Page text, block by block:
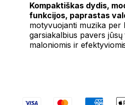
Kompaktiškas dydis,
funkcijos, paprastas
motyvuojanti muzika per
garsiakalbius pavers
maloniomis ir